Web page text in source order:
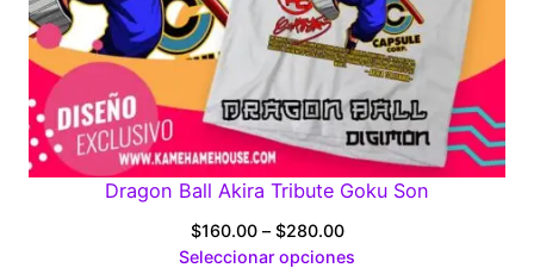
Dragon Ball Akira Tribute Goku Son
$160.00 – $280.00Price
range:
Seleccionar opciones